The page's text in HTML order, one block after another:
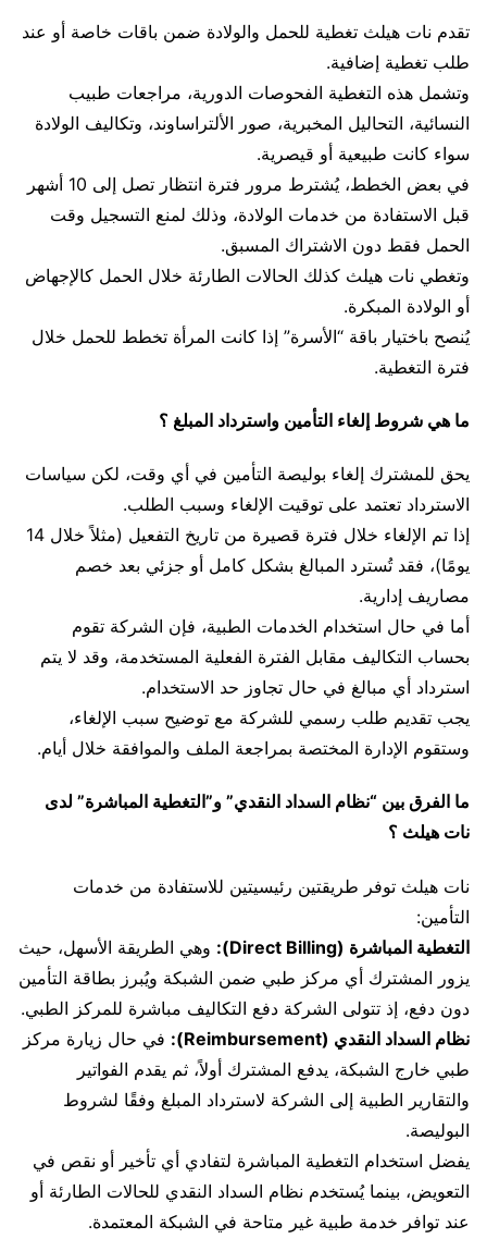
تقدم نات هيلث تغطية للحمل والولادة ضمن باقات خاصة أو عند
طلب تغطية إضافية.
وتشمل هذه التغطية الفحوصات الدورية، مراجعات طبيب
النسائية، التحاليل المخبرية، صور الألتراساوند، وتكاليف الولادة
سواء كانت طبيعية أو قيصرية.
في بعض الخطط، يُشترط مرور فترة انتظار تصل إلى 10 أشهر
قبل الاستفادة من خدمات الولادة، وذلك لمنع التسجيل وقت
الحمل فقط دون الاشتراك المسبق.
وتغطي نات هيلث كذلك الحالات الطارئة خلال الحمل كالإجهاض
أو الولادة المبكرة.
يُنصح باختيار باقة “الأسرة” إذا كانت المرأة تخطط للحمل خلال
فترة التغطية.
ما هي شروط إلغاء التأمين واسترداد المبلغ ؟
يحق للمشترك إلغاء بوليصة التأمين في أي وقت، لكن سياسات
الاسترداد تعتمد على توقيت الإلغاء وسبب الطلب.
إذا تم الإلغاء خلال فترة قصيرة من تاريخ التفعيل (مثلاً خلال 14
يومًا)، فقد تُسترد المبالغ بشكل كامل أو جزئي بعد خصم
مصاريف إدارية.
أما في حال استخدام الخدمات الطبية، فإن الشركة تقوم
بحساب التكاليف مقابل الفترة الفعلية المستخدمة، وقد لا يتم
استرداد أي مبالغ في حال تجاوز حد الاستخدام.
يجب تقديم طلب رسمي للشركة مع توضيح سبب الإلغاء،
وستقوم الإدارة المختصة بمراجعة الملف والموافقة خلال أيام.
ما الفرق بين “نظام السداد النقدي” و”التغطية المباشرة” لدى
نات هيلث ؟
نات هيلث توفر طريقتين رئيسيتين للاستفادة من خدمات
التأمين:
التغطية المباشرة (Direct Billing):
وهي الطريقة الأسهل، حيث
يزور المشترك أي مركز طبي ضمن الشبكة ويُبرز بطاقة التأمين
دون دفع، إذ تتولى الشركة دفع التكاليف مباشرة للمركز الطبي.
نظام السداد النقدي (Reimbursement):
في حال زيارة مركز
طبي خارج الشبكة، يدفع المشترك أولاً، ثم يقدم الفواتير
والتقارير الطبية إلى الشركة لاسترداد المبلغ وفقًا لشروط
البوليصة.
يفضل استخدام التغطية المباشرة لتفادي أي تأخير أو نقص في
التعويض، بينما يُستخدم نظام السداد النقدي للحالات الطارئة أو
عند توافر خدمة طبية غير متاحة في الشبكة المعتمدة.